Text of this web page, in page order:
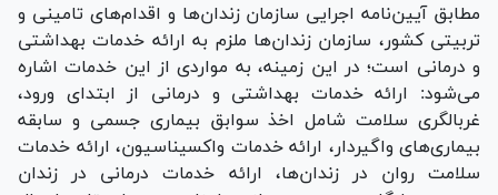
مطابق آیین‌نامه اجرایی سازمان زندان‌ها و اقدام‌های تامینی و
تربیتی کشور، سازمان زندان‌ها ملزم به ارائه خدمات بهداشتی
و درمانی است؛ در این زمینه، به مواردی از این خدمات اشاره
می‌شود: ارائه خدمات بهداشتی و درمانی از ابتدای ورود،
غربالگری سلامت شامل اخذ سوابق بیماری جسمی و سابقه
بیماری‌های واگیردار، ارائه خدمات واکسیناسیون، ارائه خدمات
سلامت روان در زندان‌ها، ارائه خدمات درمانی در زندان